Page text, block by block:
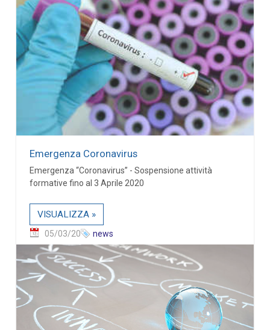
Emergenza Coronavirus
Emergenza “Coronavirus” - Sospensione attività
formative fino al 3 Aprile 2020
VISUALIZZA »
05/03/20 news